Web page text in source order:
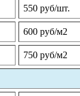
550 руб/шт.
600 руб/м2
750 руб/м2